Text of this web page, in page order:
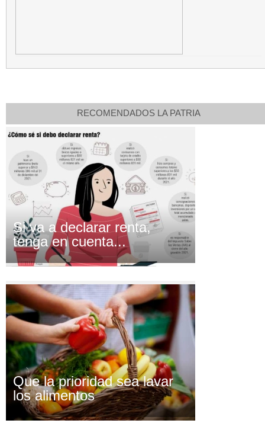
RECOMENDADOS LA PATRIA
Si va a declarar renta,
tenga en cuenta...
Que la prioridad sea lavar
los alimentos